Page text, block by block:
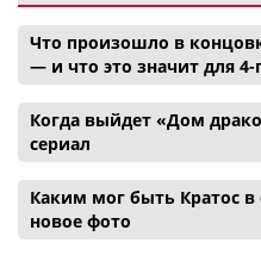
Что произошло в
— и что это значит для 4-
Когда выйдет «Дом
сериал
Каким мог быть Кратос в
новое фото